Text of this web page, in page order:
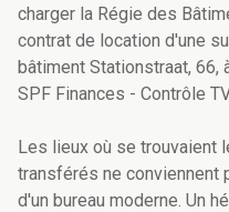
charger la Régie des
contrat de location d'une
bâtiment Stationstraat, 66,
SPF Finances - Contrôle
Les lieux où se trouvaient
transférés ne conviennent
d'un bureau moderne. Un